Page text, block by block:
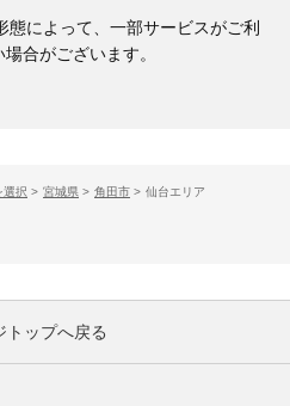
によって、一部サービスがご利
合がございます。
選択 > 宮城県 > 角田市 > 仙台エリア
トップへ戻る